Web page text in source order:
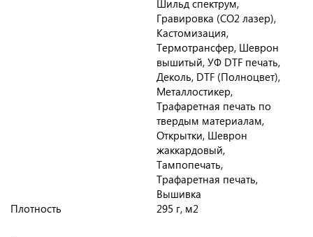
Шильд спектрум,
Гравировка (CO2 лазер),
Кастомизация,
Термотрансфер, Шеврон
вышитый, УФ DTF печать,
Деколь, DTF (Полноцвет),
Металлостикер,
Трафаретная печать по
твердым материалам,
Открытки, Шеврон
жаккардовый,
Тампопечать,
Трафаретная печать,
Вышивка
Плотность
295 г, м2